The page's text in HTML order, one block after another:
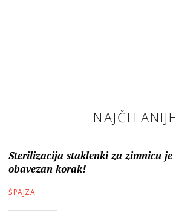
NAJČITANIJE
Sterilizacija staklenki za zimnicu je
obavezan korak!
ŠPAJZA